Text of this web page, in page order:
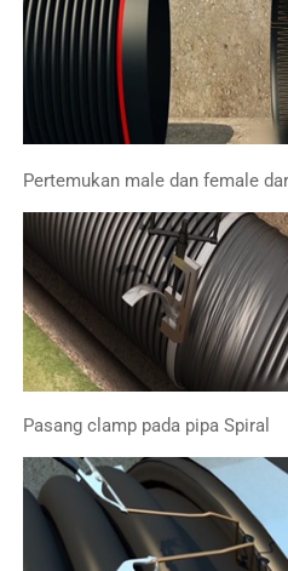
Pertemukan male dan female
Pasang clamp pada pipa Spiral